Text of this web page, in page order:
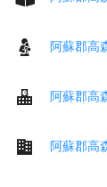
阿蘇郡高
阿蘇郡高
阿蘇郡高